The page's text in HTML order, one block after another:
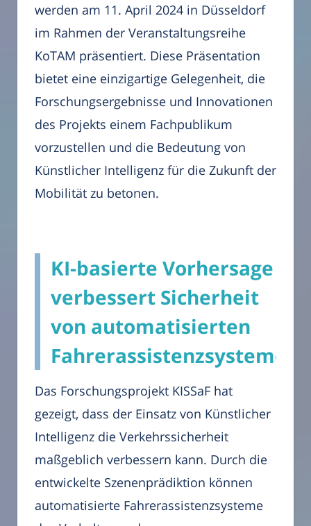
werden am 11. April 2024 in Düsseldorf
im Rahmen der Veranstaltungsreihe
KoTAM präsentiert. Diese Präsentation
bietet eine einzigartige Gelegenheit, die
Forschungsergebnisse und Innovationen
des Projekts einem Fachpublikum
vorzustellen und die Bedeutung von
Künstlicher Intelligenz für die Zukunft der
Mobilität zu betonen.
KI-basierte Vorhersage
verbessert Sicherheit
von automatisierten
Fahrerassistenzsystemen
Das Forschungsprojekt KISSaF hat
gezeigt, dass der Einsatz von Künstlicher
Intelligenz die Verkehrssicherheit
maßgeblich verbessern kann. Durch die
entwickelte Szenenprädiktion können
automatisierte Fahrerassistenzsysteme